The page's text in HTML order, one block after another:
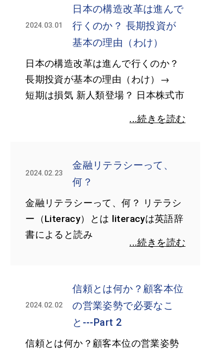
2024.03.01
日本の構造改革は進んで
行くのか？ 長期投資が
基本の理由（わけ）
日本の構造改革は進んで行くのか？
長期投資が基本の理由（わけ）→
短期は損気 新人類登場？ 日本株式市
...続きを読む
2024.02.23
金融リテラシーって、
何？
金融リテラシーって、何？ リテラシ
ー（Literacy）とは literacyは英語辞
書によると読み
...続きを読む
2024.02.02
信頼とは何か？顧客本位
の営業姿勢で必要なこ
と---Part 2
信頼とは何か？顧客本位の営業姿勢